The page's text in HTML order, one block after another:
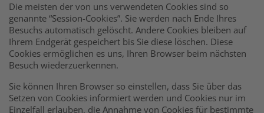
Die meisten der von uns verwendeten Cookies sind so
genannte “Session-Cookies”. Sie werden nach Ende Ihres
Besuchs automatisch gelöscht. Andere Cookies bleiben auf
Ihrem Endgerät gespeichert bis Sie diese löschen. Diese
Cookies ermöglichen es uns, Ihren Browser beim nächsten
Besuch wiederzuerkennen.
Sie können Ihren Browser so einstellen, dass Sie über das
Setzen von Cookies informiert werden und Cookies nur im
Einzelfall erlauben, die Annahme von Cookies für bestimmte